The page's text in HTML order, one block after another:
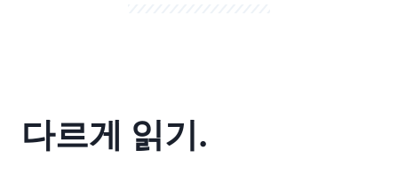
다르게 읽기.